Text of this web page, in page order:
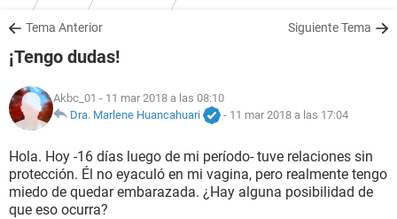
SALUD
FAMILIA
NUTRICIÓN
BIENESTAR
SEXUALIDAD
Tema Anterior Siguiente Tema
¡Tengo dudas!
Akbc_01 - 11 mar 2018 a las 08:10
Dra. Marlene Huancahuari
- 11 mar 2018 a las 17:04
Hola. Hoy -16 días luego de mi período- tuve relaciones sin
protección. Él no eyaculó en mi vagina, pero realmente tengo
miedo de quedar embarazada. ¿Hay alguna posibilidad de
que eso ocurra?